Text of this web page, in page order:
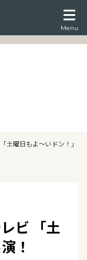
Menu
土曜日もよ～いドン！」
ビ 「土
！